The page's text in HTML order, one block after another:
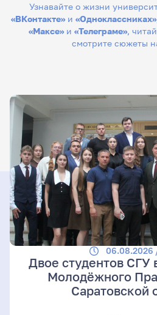
Узнавайте о жизни
«ВКонтакте»и «Одноклассниках»
«Максе» и «Телеграме»,
смотрите сюжеты
06.08.2026
Двое студентов СГУ
Молодёжного
Саратовской